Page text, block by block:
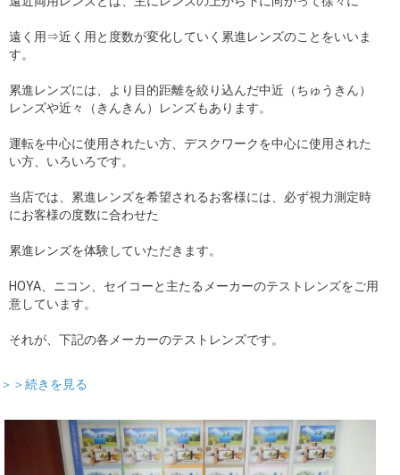
遠く用⇒近く用と度数が変化していく累進レンズのことをいいま
す。
累進レンズには、より目的距離を絞り込んだ中近（ちゅうきん）
レンズや近々（きんきん）レンズもあります。
運転を中心に使用されたい方、デスクワークを中心に使用された
い方、いろいろです。
当店では、累進レンズを希望されるお客様には、必ず視力測定時
にお客様の度数に合わせた
累進レンズを体験していただきます。
HOYA、ニコン、セイコーと主たるメーカーのテストレンズをご用
意しています。
それが、下記の各メーカーのテストレンズです。
＞＞続きを見る